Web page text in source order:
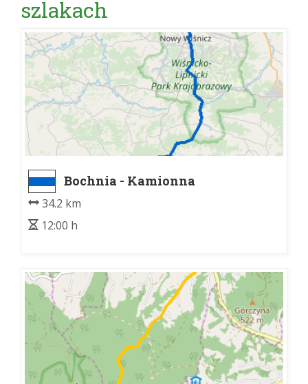
szlakach
Bochnia - Kamionna
34.2 km
12:00 h